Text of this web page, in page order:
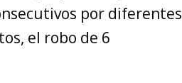
por diferentes
el robo de 6